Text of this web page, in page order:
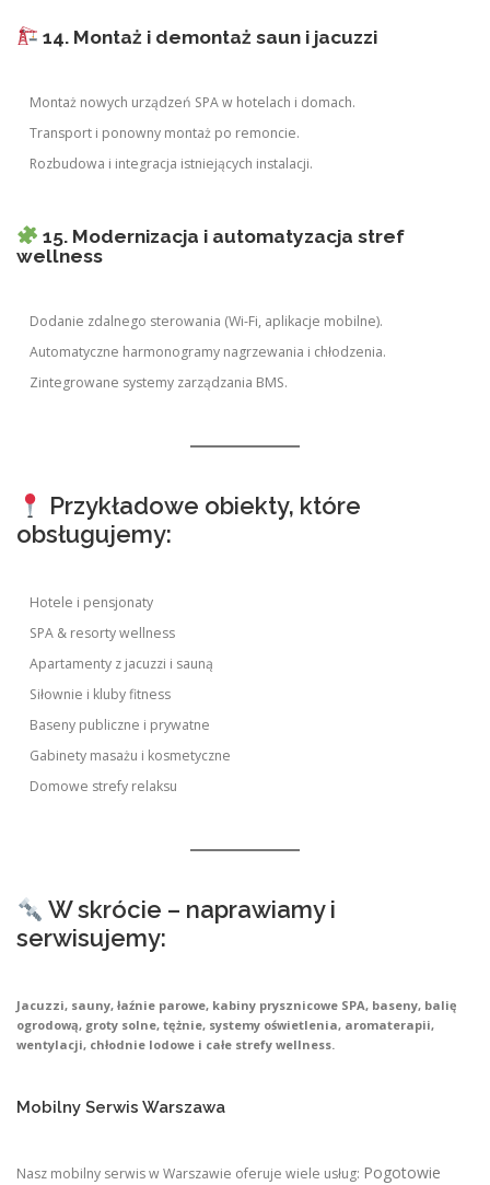
14. Montaż i demontaż saun i jacuzzi
Montaż nowych urządzeń SPA w hotelach i domach.
Transport i ponowny montaż po remoncie.
Rozbudowa i integracja istniejących instalacji.
15. Modernizacja i automatyzacja stref
wellness
Dodanie zdalnego sterowania (Wi-Fi, aplikacje mobilne).
Automatyczne harmonogramy nagrzewania i chłodzenia.
Zintegrowane systemy zarządzania BMS.
Przykładowe obiekty, które
obsługujemy:
Hotele i pensjonaty
SPA & resorty wellness
Apartamenty z jacuzzi i sauną
Siłownie i kluby fitness
Baseny publiczne i prywatne
Gabinety masażu i kosmetyczne
Domowe strefy relaksu
W skrócie – naprawiamy i
serwisujemy:
Jacuzzi, sauny, łaźnie parowe, kabiny prysznicowe SPA, baseny, balię
ogrodową, groty solne, tężnie, systemy oświetlenia, aromaterapii,
wentylacji, chłodnie lodowe i całe strefy wellness.
Mobilny Serwis Warszawa
Nasz mobilny serwis w Warszawie oferuje wiele usług: Pogotowie